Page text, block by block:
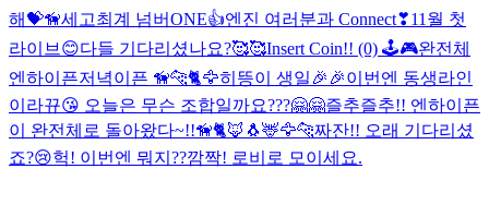
해💝🦮세고최계 넘버ONE👍엔진 여러분과 Connect❣11월 첫
라이브😊다들 기다리셨나요?🥰🥰Insert Coin!! (0) 🕹🎮완전체
엔하이픈저녁이픈 🦮🐆🐈🦅히뜽이 생일🎉🎉이번엔 동생라인
이라뀨😘 오늘은 무슨 조합일까요???🤗🤗즐추즐추!! 엔하이픈
이 완전체로 돌아왔다~!!🦮🐈🦊🐧🦌🦅🐆짜잔!! 오래 기다리셨
죠?😢헉! 이번엔 뭐지??깜짝! 로비로 모이세요.